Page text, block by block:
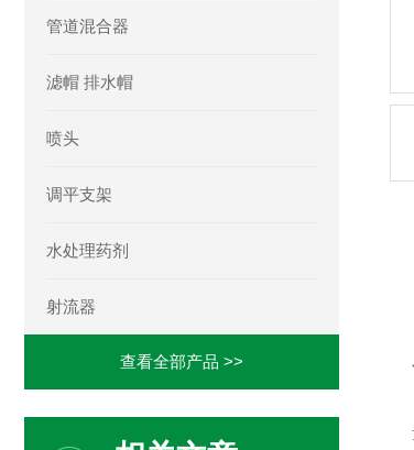
管道混合器
滤帽 排水帽
喷头
调平支架
水处理药剂
射流器
查看全部产品 >>